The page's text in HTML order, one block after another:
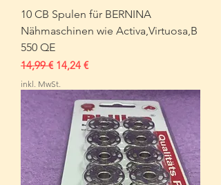
10 CB Spulen für BERNINA
Nähmaschinen wie Activa,Virtuosa,B
550 QE
Standardpreis
14,99 € Sale-Preis
14,24 €
inkl. MwSt.